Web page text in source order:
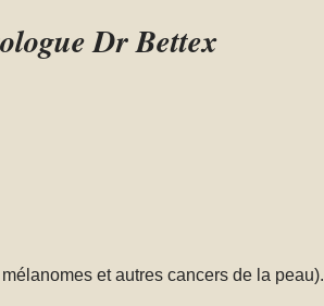
Dr Bettex
et autres cancers de la peau).